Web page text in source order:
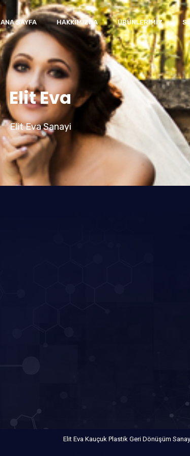
ANA SAYFA HAKKIMIZDA ÜRÜNLERIMIZ
Elit Eva
Elit Eva Sanayi
Elit Eva Kauçuk Plastik Geri Dönüşüm